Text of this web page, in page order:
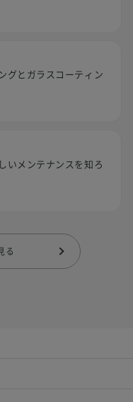
グとガラスコーティン
いメンテナンスを知ろ
る